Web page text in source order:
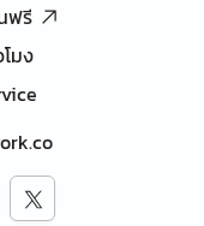
ฟรี
มง